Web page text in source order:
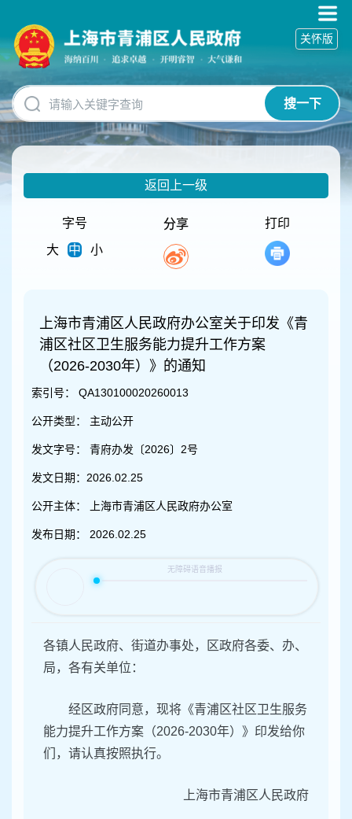
碍
操
明
跳
转
到
网
搜一下
关怀版
返回上一级
字号
大
中 小
分享 打印
上海市青浦区人民政府办公室关于印发《青
浦区社区卫生服务能力提升工作方案
（2026-2030年）》的通知
索引号： QA130100020260013
公开类型： 主动公开
发文字号： 青府办发〔2026〕2号
发文日期： 2026.02.25
公开主体： 上海市青浦区人民政府办公室
发布日期： 2026.02.25
各镇人民政府、街道办事处，区政府各委、办、
局，各有关单位：
经区政府同意，现将《青浦区社区卫生服务
能力提升工作方案（2026-2030年）》印发给你
们，请认真按照执行。
上海市青浦区人民政府